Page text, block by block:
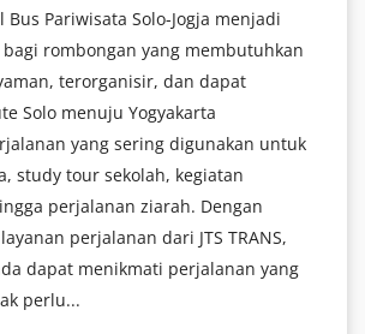
Bus Pariwisata Solo-Jogja menjadi
rombongan yang membutuhkan
terorganisir, dan dapat
Solo menuju Yogyakarta
yang sering digunakan untuk
study tour sekolah, kegiatan
perjalanan ziarah. Dengan
perjalanan dari JTS TRANS,
dapat menikmati perjalanan yang
perlu...